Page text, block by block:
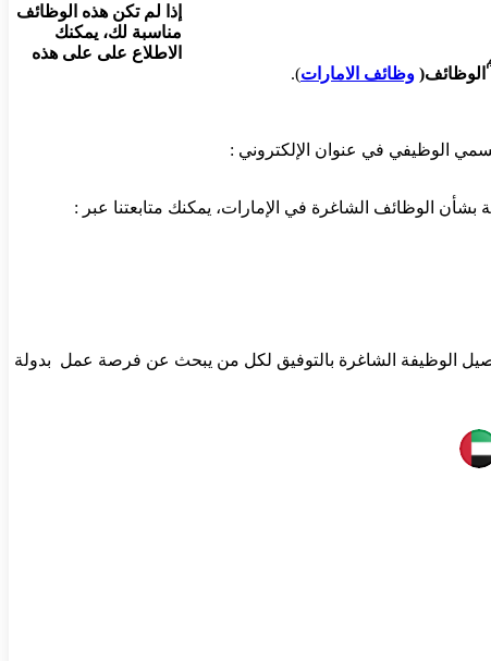
إذا لم تكن هذه الوظائف
مناسبة لك، يمكنك
الاطلاع على على هذه
الوظائف( وظائف الامارات).
بشأن الوظائف الشاغرة في الإمارات، يمكنك متابعتنا عبر :
الوظيفة الشاغرة بالتوفيق لكل من يبحث عن فرصة عمل بدولة